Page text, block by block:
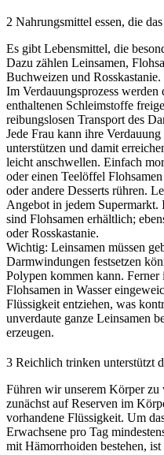
2 Nahrungsmittel essen, die
Es gibt Lebensmittel, die
Dazu zählen Leinsamen,
Buchweizen und Rosskastanie.
Im Verdauungsprozess
enthaltenen Schleimstoffe
reibungslosen Transport des
Jede Frau kann ihre
unterstützen und damit
leicht anschwellen. Einfach
oder einen Teelöffel
oder andere Desserts rühren.
Angebot in jedem
sind Flohsamen erhältlich;
oder Rosskastanie.
Wichtig: Leinsamen müssen
Darmwindungen festsetzen
Polypen kommen kann.
Flohsamen in Wasser
Flüssigkeit entziehen, was
unverdaute ganze Leinsamen
erzeugen.
3 Reichlich trinken unterstützt
Führen wir unserem Körper
zunächst auf Reserven im
vorhandene Flüssigkeit. Um
Erwachsene pro Tag
mit Hämorrhoiden bestehen,